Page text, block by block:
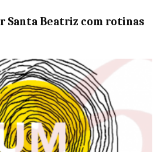
Santa Beatriz com rotinas